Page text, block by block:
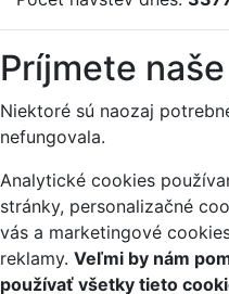
Príjmete
Niektoré sú naozaj
nefungovala.
Analytické cookies
stránky, personalizačné
vás a marketingové
reklamy. Veľmi by nám
používať všetky tieto